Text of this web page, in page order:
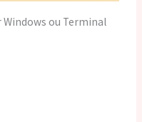
Windows ou Terminal